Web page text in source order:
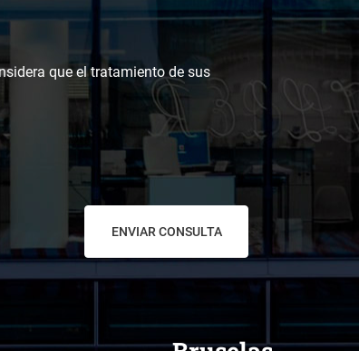
que el tratamiento de sus